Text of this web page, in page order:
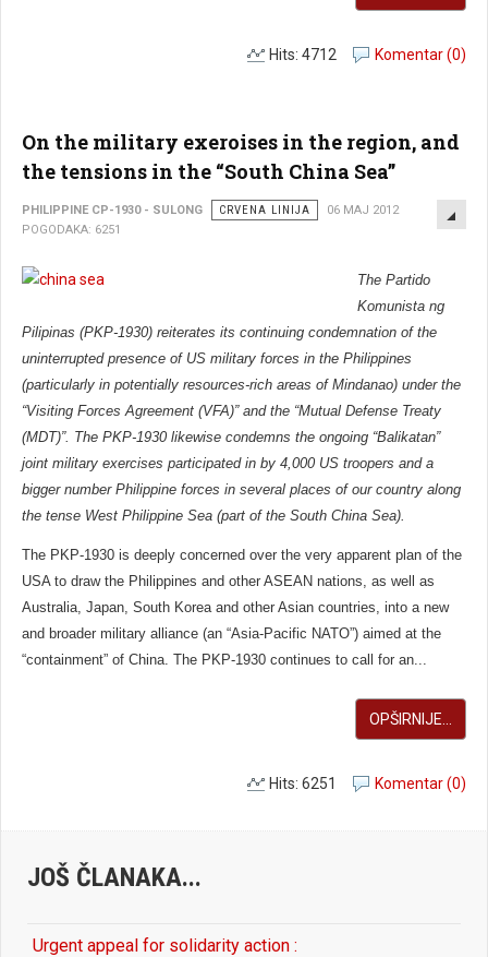
Komentar (0)
Hits: 4712
On the military exeroises in the region, and
the tensions in the “South China Sea”
PHILIPPINE CP-1930 - SULONG CRVENA LINIJA
06 MAJ 2012
POGODAKA: 6251
The Partido
Komunista ng
Pilipinas (PKP-1930) reiterates its continuing condemnation of the
uninterrupted presence of US military forces in the Philippines
(particularly in potentially resources-rich areas of Mindanao) under the
“Visiting Forces Agreement (VFA)” and the “Mutual Defense Treaty
(MDT)”. The PKP-1930 likewise condemns the ongoing “Balikatan”
joint military exercises participated in by 4,000 US troopers and a
bigger number Philippine forces in several places of our country along
the tense West Philippine Sea (part of the South China Sea).
The PKP-1930 is deeply concerned over the very apparent plan of the
USA to draw the Philippines and other ASEAN nations, as well as
Australia, Japan, South Korea and other Asian countries, into a new
and broader military alliance (an “Asia-Pacific NATO”) aimed at the
“containment” of China. The PKP-1930 continues to call for an...
OPŠIRNIJE...
Komentar (0)
Hits: 6251
JOŠ ČLANAKA...
Urgent appeal for solidarity action :